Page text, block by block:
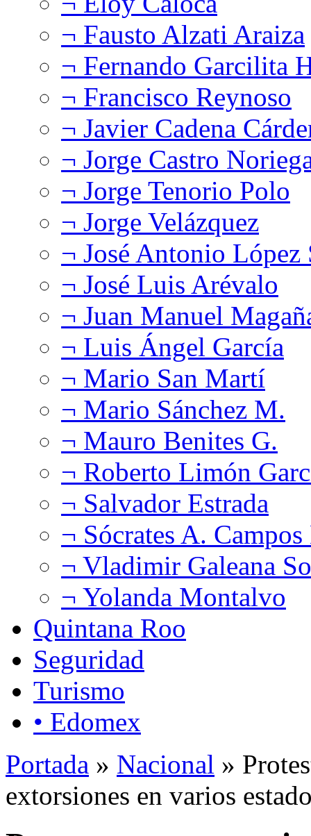
¬ Fausto Alzati Araiza
¬ Fernando Garcilita
¬ Francisco Reynoso
¬ Javier Cadena
¬ Jorge Castro
¬ Jorge Tenorio Polo
¬ Jorge Velázquez
¬ José Antonio López
¬ José Luis Arévalo
¬ Juan Manuel
¬ Luis Ángel García
¬ Mario San Martí
¬ Mario Sánchez M.
¬ Mauro Benites G.
¬ Roberto Limón
¬ Salvador Estrada
¬ Sócrates A.
¬ Vladimir Galeana
¬ Yolanda Montalvo
Quintana Roo
Seguridad
Turismo
• Edomex
Portada » Nacional »
extorsiones en varios